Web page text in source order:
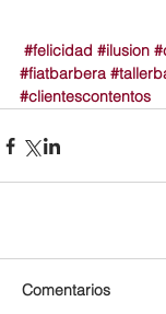
#felicidad #ilusion
#fiatbarbera
#clientescontentos
Comentarios